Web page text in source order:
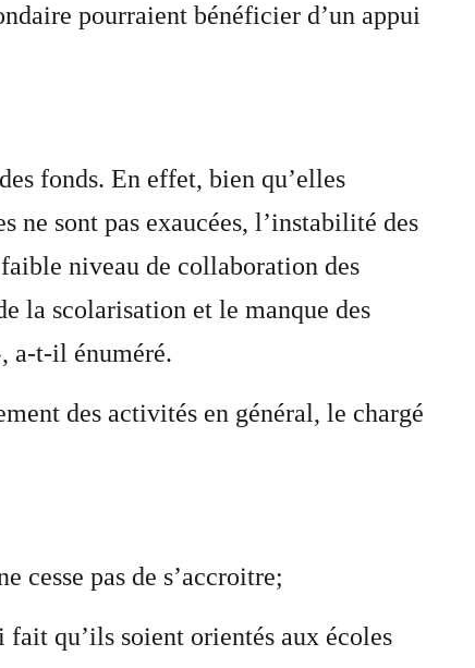
pourraient bénéficier d’un appui
fonds. En effet, bien qu’elles
ne sont pas exaucées, l’instabilité des
niveau de collaboration des
la scolarisation et le manque des
a-t-il énuméré.
des activités en général, le chargé
cesse pas de s’accroitre;
qu’ils soient orientés aux écoles